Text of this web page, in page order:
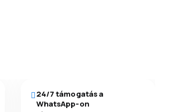
24/7 támogatás a
WhatsApp-on